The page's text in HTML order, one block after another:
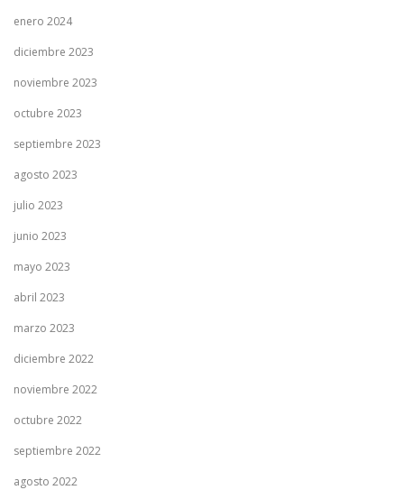
enero 2024
diciembre 2023
noviembre 2023
octubre 2023
septiembre 2023
agosto 2023
julio 2023
junio 2023
mayo 2023
abril 2023
marzo 2023
diciembre 2022
noviembre 2022
octubre 2022
septiembre 2022
agosto 2022